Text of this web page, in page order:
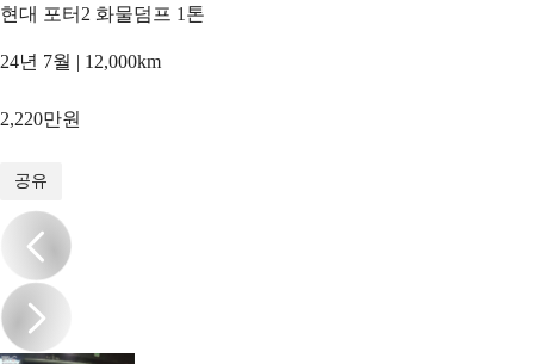
현대 포터2 화물덤프 1톤
24년 7월 | 12,000km
2,220만원
공유
/16